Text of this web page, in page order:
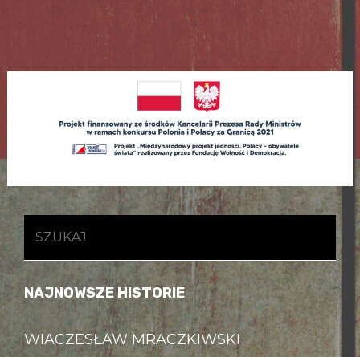
Szukaj
NAJNOWSZE HISTORIE
WIACZESŁAW MRACZKIWSKI